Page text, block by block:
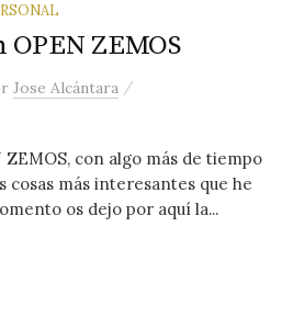
ZEMOS
Jose Alcántara /
con algo más de tiempo
cosas más interesantes que he
os dejo por aquí la...